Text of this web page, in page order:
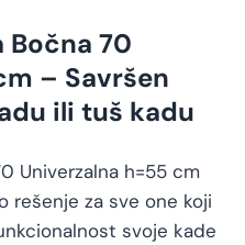
Bočna 70
– Savršen
ili tuš kadu
Univerzalna h=55 cm
rešenje za sve one koji
svoje kade